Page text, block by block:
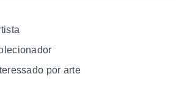
por arte